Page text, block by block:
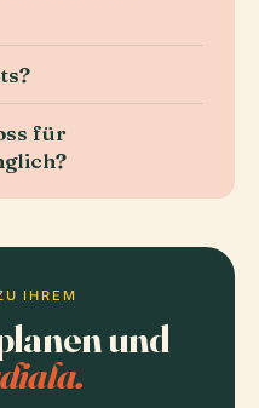
für
IHREM
und